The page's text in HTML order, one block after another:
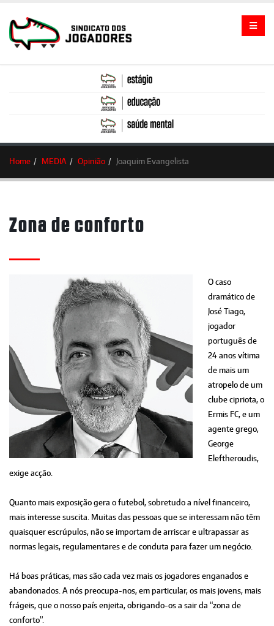
Home MEDIA Opinião Joaquim Evangelista
Zona de conforto
O caso
dramático de
José Tiago,
jogador
português de
24 anos vítima
de mais um
atropelo de um
clube cipriota, o
Ermis FC, e um
agente grego,
George
Eleftheroudis,
exige acção.
Quanto mais exposição gera o futebol, sobretudo a nível financeiro,
mais interesse suscita. Muitas das pessoas que se interessam não têm
quaisquer escrúpulos, não se importam de arriscar e ultrapassar as
normas legais, regulamentares e de conduta para fazer um negócio.
Há boas práticas, mas são cada vez mais os jogadores enganados e
abandonados. A nós preocupa-nos, em particular, os mais jovens, mais
frágeis, que o nosso país enjeita, obrigando-os a sair da “zona de
conforto”.